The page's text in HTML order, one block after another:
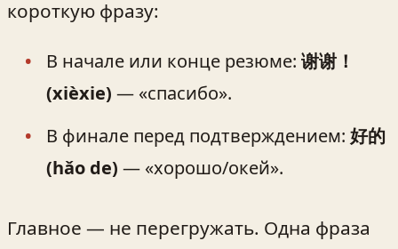
короткую фразу:
В начале или конце резюме: 谢谢！
(xièxie) — «спасибо».
В финале перед подтверждением: 好的
(hǎo de) — «хорошо/окей».
Главное — не перегружать. Одна фраза